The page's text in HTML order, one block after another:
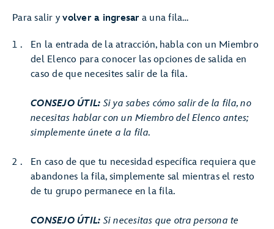
Para salir yvolver a ingresar a una fila…
En la entrada de la atracción, habla con un Miembro
del Elenco para conocer las opciones de salida en
caso de que necesites salir de la fila.
CONSEJO ÚTIL:Si ya sabes cómo salir de la fila, no
necesitas hablar con un Miembro del Elenco antes;
simplemente únete a la fila.
En caso de que tu necesidad específica requiera que
abandones la fila, simplemente sal mientras el resto
de tu grupo permanece en la fila.
CONSEJO ÚTIL:Si necesitas que otra persona te